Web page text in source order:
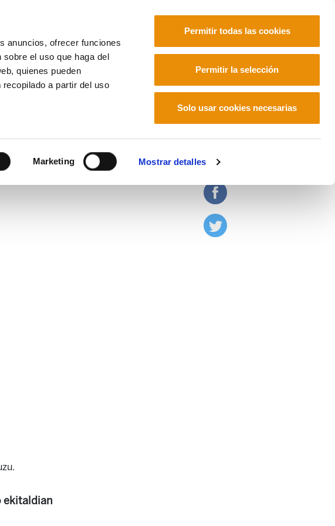
anuncios, ofrecer funciones
el uso que haga del
quienes pueden
a partir del uso
Marketing Mostrar detalles
Permitir todas las cookies
Permitir la selección
Solo usar cookies necesarias
ekitaldian